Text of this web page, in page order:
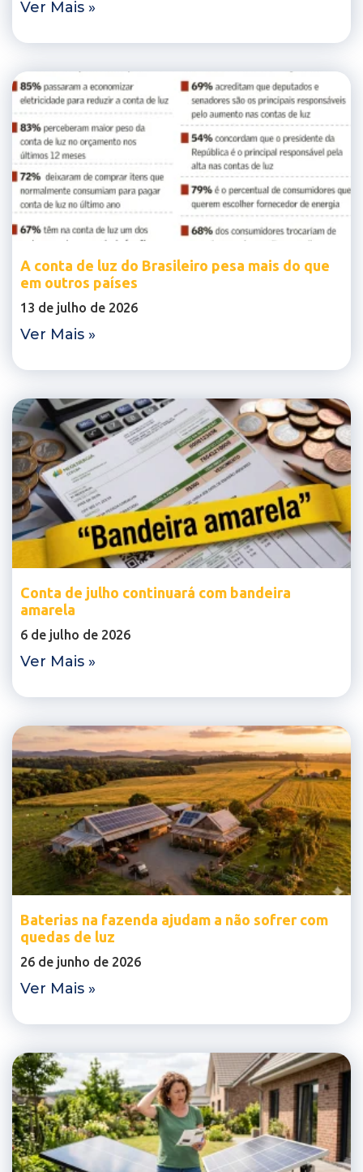
Ver Mais »
A conta de luz do Brasileiro pesa mais do que
em outros países
13 de julho de 2026
Ver Mais »
Conta de julho continuará com bandeira
amarela
6 de julho de 2026
Ver Mais »
Baterias na fazenda ajudam a não sofrer com
quedas de luz
26 de junho de 2026
Ver Mais »